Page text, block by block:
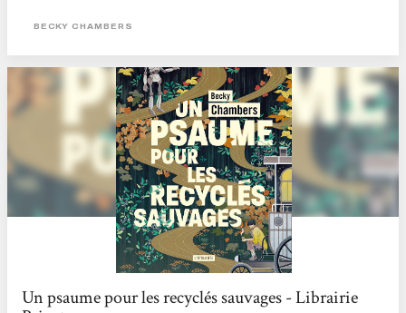
engouement. Chez elle, pas de zombies comme dans The Walking Dead, ni
BECKY CHAMBERS
Un psaume pour les recyclés sauvages - Librairie